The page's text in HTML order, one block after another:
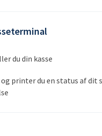
du din kasse
og printer du en status af dit